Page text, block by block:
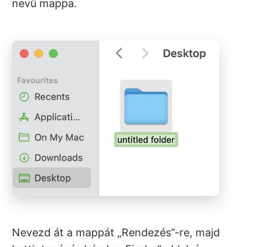
nevű mappa.
Nevezd át a mappát „Rendezés”-re, majd